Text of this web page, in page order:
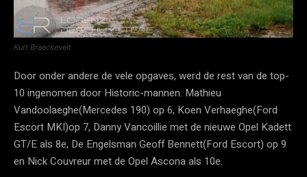
Kurt Braeckevelt
Door onder andere de vele opgaves, werd de rest van de top-
10 ingenomen door Historic-mannen. Mathieu
Vandoolaeghe(Mercedes 190) op 6, Koen Verhaeghe(Ford
Escort MKI)op 7, Danny Vancoillie met de nieuwe Opel Kadett
GT/E als 8e, De Engelsman Geoff Bennett(Ford Escort) op 9
en Nick Couvreur met de Opel Ascona als 10e.